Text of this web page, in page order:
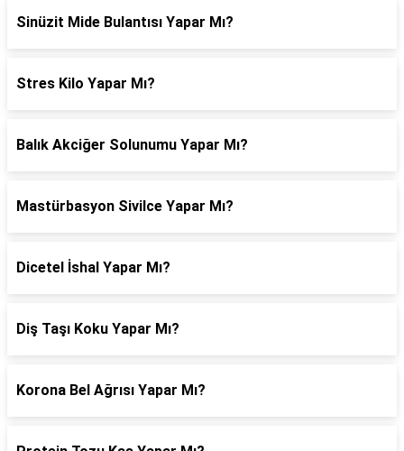
Sinüzit Mide Bulantısı Yapar Mı?
Stres Kilo Yapar Mı?
Balık Akciğer Solunumu Yapar Mı?
Mastürbasyon Sivilce Yapar Mı?
Dicetel İshal Yapar Mı?
Diş Taşı Koku Yapar Mı?
Korona Bel Ağrısı Yapar Mı?